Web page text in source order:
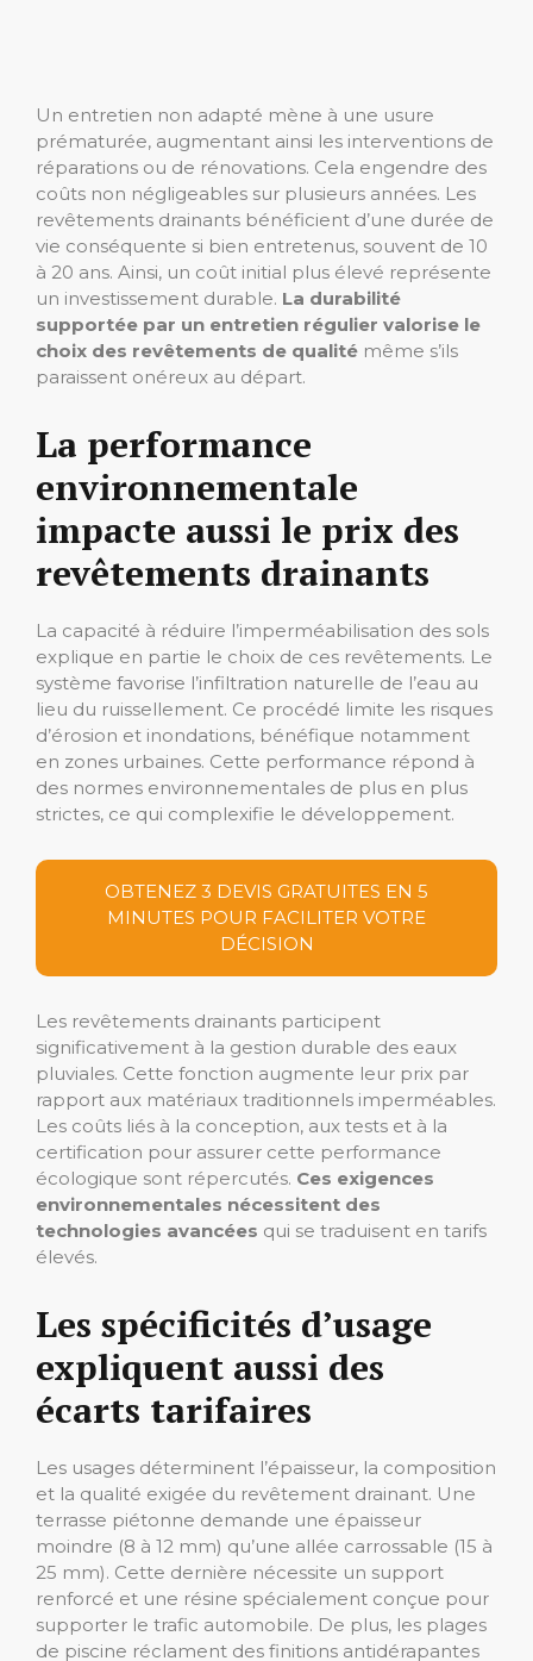
Un entretien non adapté mène à une usure
prématurée, augmentant ainsi les interventions de
réparations ou de rénovations. Cela engendre des
coûts non négligeables sur plusieurs années. Les
revêtements drainants bénéficient d’une durée de
vie conséquente si bien entretenus, souvent de 10
à 20 ans. Ainsi, un coût initial plus élevé représente
un investissement durable. La durabilité
supportée par un entretien régulier valorise le
choix des revêtements de qualité même s’ils
paraissent onéreux au départ.
La performance
environnementale
impacte aussi le prix des
revêtements drainants
La capacité à réduire l’imperméabilisation des sols
explique en partie le choix de ces revêtements. Le
système favorise l’infiltration naturelle de l’eau au
lieu du ruissellement. Ce procédé limite les risques
d’érosion et inondations, bénéfique notamment
en zones urbaines. Cette performance répond à
des normes environnementales de plus en plus
strictes, ce qui complexifie le développement.
OBTENEZ 3 DEVIS GRATUITES EN 5
MINUTES POUR FACILITER VOTRE
DÉCISION
Les revêtements drainants participent
significativement à la gestion durable des eaux
pluviales. Cette fonction augmente leur prix par
rapport aux matériaux traditionnels imperméables.
Les coûts liés à la conception, aux tests et à la
certification pour assurer cette performance
écologique sont répercutés. Ces exigences
environnementales nécessitent des
technologies avancées qui se traduisent en tarifs
élevés.
Les spécificités d’usage
expliquent aussi des
écarts tarifaires
Les usages déterminent l’épaisseur, la composition
et la qualité exigée du revêtement drainant. Une
terrasse piétonne demande une épaisseur
moindre (8 à 12 mm) qu’une allée carrossable (15 à
25 mm). Cette dernière nécessite un support
renforcé et une résine spécialement conçue pour
supporter le trafic automobile. De plus, les plages
de piscine réclament des finitions antidérapantes